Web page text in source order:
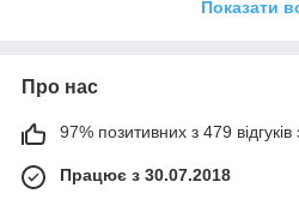
насіння, продукти і навіть
– ефективні засоби від гризунів,
надійно знищити гризунів на полі,
Родентициди – це спеціальні
нервову систему або систему
Показати
Про нас
97% позитивних з 479 відгуків
Працює з 30.07.2018